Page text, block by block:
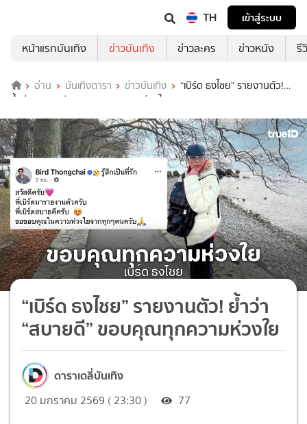
TH
เข้าสู่ระบบ
หน้าแรกบันเทิง
ข่าวบันเทิง ข่าวละคร ข่าวหนัง รี
อ่าน บันเทิงดารา ข่าวบันเทิง
“เบิร์ด ธงไชย” รายงานตัว!
ย้ำว่า “สบายดี” ขอบคุณทุกความห่วงใย
“เบิร์ด ธงไชย” รายงานตัว! ย้ำว่า
“สบายดี” ขอบคุณทุกความห่วงใย
ดาราเดลี่บันเทิง
20 มกราคม 2569 ( 23:30 ) 77